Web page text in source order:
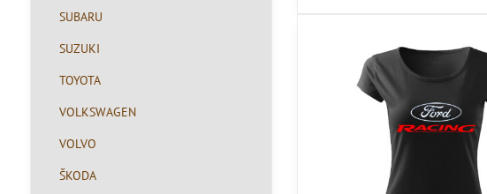
SUBARU
SUZUKI
TOYOTA
VOLKSWAGEN
VOLVO
ŠKODA